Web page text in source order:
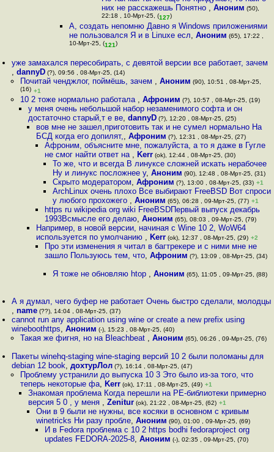
них не расскажешь Понятно , Аноним (50),
22:18 , 10-Мрт-25, (127)
А, создать непомню Давно я Windows приложениями
не пользовался Я и в Linuxe есл, Аноним (65), 17:22 ,
10-Мрт-25, (121)
уже замахался пересобирать, с девятой версии все работает, зачем
,dannyD (?), 09:56 , 08-Мрт-25, (14)
Почитай ченджлог, поймёшь, зачем , Аноним (90), 10:51 , 08-Мрт-25,
(16) +1
10 2 тоже нормально работала , Афроним (?), 10:57 , 08-Мрт-25, (19)
у меня очень небольшой набор незаменимого софта и он
достаточно старый,т е ве, dannyD(?), 12:20 , 08-Мрт-25, (25)
вов мне не зашел,приготовить так и не сумел нормально На
БСД когда его допилят,,Афроним (?), 12:31 , 08-Мрт-25, (27)
Афроним, объясните мне, пожалуйста, а то я даже в Гугле
не смог найти ответ на , Kerr(ok), 12:44 , 08-Мрт-25, (30)
То же, что и всегда В линуксе сложней искать нерабочее
Ну и линукс посложнее у, Аноним (90), 12:48 , 08-Мрт-25, (31)
Скрыто модератором, Афроним (?), 13:00 , 08-Мрт-25, (33) +1
ArchLinux очень плохо Все выбирают FreeBSD Вот спроси
у любого прохожего , Аноним (65), 06:28 , 09-Мрт-25, (77) +1
https ru wikipedia org wiki FreeBSDПервый выпуск декабрь
1993Всмысле его делаю, Аноним (65), 08:03 , 09-Мрт-25, (79)
Например, в новой версии, начиная с Wine 10 2, WoW64
используется по умолчанию , Kerr (ok), 12:37 , 08-Мрт-25, (29) +2
Про эти изменения я читал в багтрекере и с ними мне не
зашло Пользуюсь тем, что, Афроним (?), 13:09 , 08-Мрт-25, (34)
Я тоже не обновляю htop , Аноним (65), 11:05 , 09-Мрт-25, (88)
А я думал, чего буфер не работает Очень быстро сделали, молодцы
,name (??), 14:04 , 08-Мрт-25, (37)
cannot run any application using wine or create a new prefix using
wineboothttps,Аноним (-), 15:23 , 08-Мрт-25, (40)
Такая же фигня, но на Bleachbeat , Аноним (65), 06:26 , 09-Мрт-25, (76)
Пакеты winehq-staging wine-staging версий 10 2 были поломаны для
debian 12 book,дохтурЛол (?), 16:14 , 08-Мрт-25, (47)
Проблему устранили до выпуска 10 3 Это было из-за того, что
теперь некоторые фа, Kerr(ok), 17:11 , 08-Мрт-25, (49) +1
Знакомая проблема Когда перешли на PE-библиотеки примерно
версия 5 0 , у меня , Zenitur(ok), 21:22 , 08-Мрт-25, (62) +1
Они в 9 были не нужны, все косяки в основном с кривым
winetricks Ни разу пробле,Аноним (90), 01:00 , 09-Мрт-25, (69)
И в Fedora проблема c 10 2 https bodhi fedoraproject org
updates FEDORA-2025-8, Аноним (-), 02:35 , 09-Мрт-25, (70)